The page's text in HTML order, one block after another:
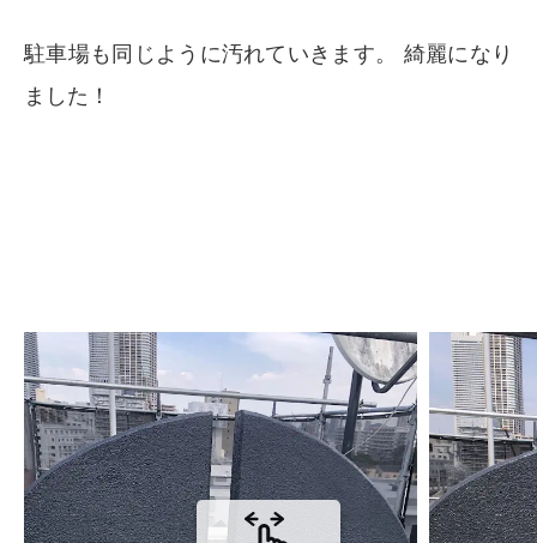
駐車場も同じように汚れていきます。 綺麗になり
ました！